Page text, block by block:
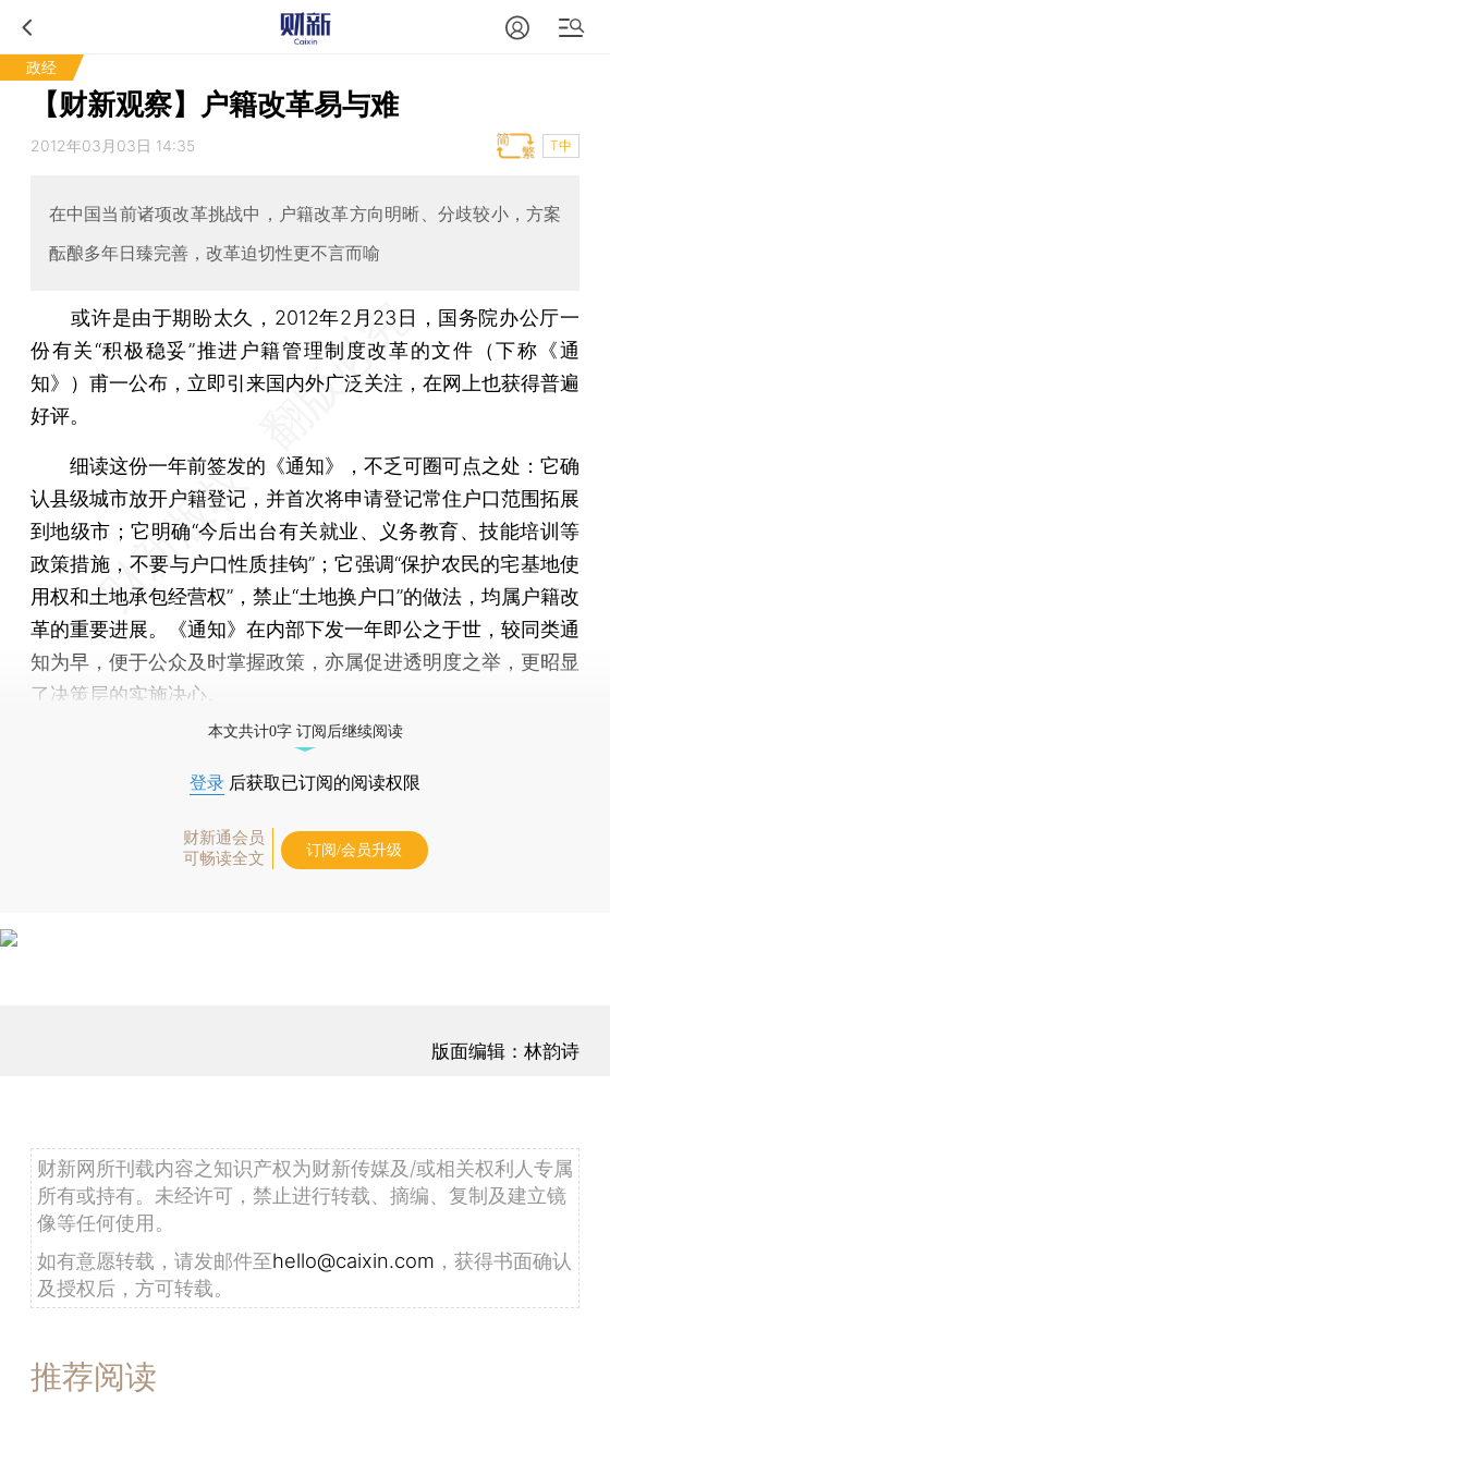
政经
【财新观察】户籍改革易与难
2012年03月03日 14:35 T中
在中国当前诸项改革挑战中，户籍改革方向明晰、分歧较小，方案
酝酿多年日臻完善，改革迫切性更不言而喻
或许是由于期盼太久，2012年2月23日，国务院办公厅一
份有关“积极稳妥”推进户籍管理制度改革的文件（下称《通
知》）甫一公布，立即引来国内外广泛关注，在网上也获得普遍
好评。
细读这份一年前签发的《通知》，不乏可圈可点之处：它确
认县级城市放开户籍登记，并首次将申请登记常住户口范围拓展
到地级市；它明确“今后出台有关就业、义务教育、技能培训等
政策措施，不要与户口性质挂钩”；它强调“保护农民的宅基地使
用权和土地承包经营权”，禁止“土地换户口”的做法，均属户籍改
革的重要进展。《通知》在内部下发一年即公之于世，较同类通
知为早，便于公众及时掌握政策，亦属促进透明度之举，更昭显
了决策层的实施决心。
本文共计0字 订阅后继续阅读
登录 后获取已订阅的阅读权限
财新通会员
可畅读全文
订阅/会员升级
版面编辑：林韵诗
财新网所刊载内容之知识产权为财新传媒及/或相关权利人专属
所有或持有。未经许可，禁止进行转载、摘编、复制及建立镜
像等任何使用。
如有意愿转载，请发邮件至hello@caixin.com ，获得书面确认
及授权后，方可转载。
推荐阅读